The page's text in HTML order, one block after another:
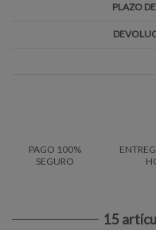
PLAZO
PAGO 100%
SEGURO
15